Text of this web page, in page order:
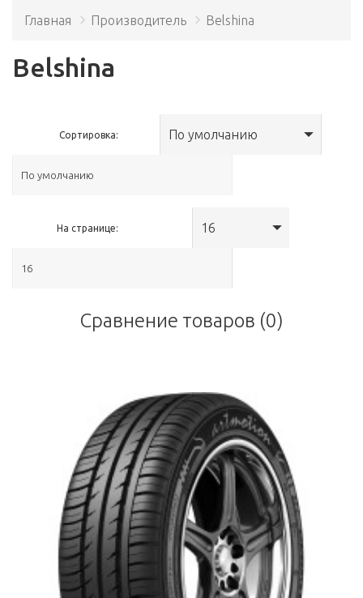
Главная Производитель Belshina
Belshina
Сортировка: По умолчанию
На странице: 16
Сравнение товаров (0)